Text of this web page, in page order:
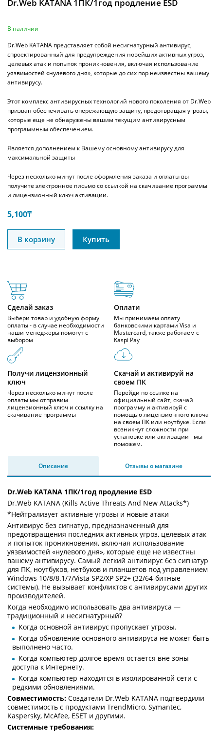
Dr.Web KATANA 1ПК/1год продление ESD
В наличии
Dr.Web KATANA представляет собой несигнатурный антивирус,
спроектированный для предупреждения новейших активных угроз,
целевых атак и попыток проникновения, включая использование
уязвимостей «нулевого дня», которые до сих пор неизвестны вашему
антивирусу.
Этот комплекс антивирусных технологий нового поколения от Dr.Web
призван обеспечивать опережающую защиту, предотвращая угрозы,
которые еще не обнаружены вашим текущим антивирусным
программным обеспечением.
Является дополнением к Вашему основному антивирусу для
максимальной защиты
Через несколько минут после оформления заказа и оплаты вы
получите электронное письмо со ссылкой на скачивание программы
и лицензионный ключ активации.
5,100₸
В корзину Купить
Сделай заказ
Выбери товар и удобную форму
оплаты - в случае необходимости
наши менеджеры помогут с
выбором
Оплати
Мы принимаем оплату
банковскими картами Visa и
Mastercard, также работаем с
Kaspi Pay
Получи лицензионный
ключ
Через несколько минут после
оплаты мы отправим
лицензионный ключ и ссылку на
скачивание программы
Скачай и активируй на
своем ПК
Перейди по ссылке на
официальный сайт, скачай
программу и активируй с
помощью лицензионного ключа
на своем ПК или ноутбуке. Если
возникнут сложности при
установке или активации - мы
поможем.
Описание Отзывы о магазине
Dr.Web KATANA 1ПК/1год продление ESD
Dr.Web KATANA (Kills Active Threats And New Attacks*)
*Нейтрализует активные угрозы и новые атаки
Антивирус без сигнатур, предназначенный для
предотвращения последних активных угроз, целевых атак
и попыток проникновения, включая использование
уязвимостей «нулевого дня», которые еще не известны
вашему антивирусу. Самый легкий антивирус без сигнатур
для ПК, ноутбуков, нетбуков и планшетов под управлением
Windows 10/8/8.1/7/Vista SP2/XP SP2+ (32/64-битные
системы). Не вызывает конфликтов с антивирусами других
производителей.
Когда необходимо использовать два антивируса —
традиционный и несигнатурный?
Когда основной антивирус пропускает угрозы.
Когда обновление основного антивируса не может быть
выполнено часто.
Когда компьютер долгое время остается вне зоны
доступа к Интернету.
Когда компьютер находится в изолированной сети с
редкими обновлениями.
Совместимость: Создатели Dr.Web KATANA подтвердили
совместимость с продуктами TrendMicro, Symantec,
Kaspersky, McAfee, ESET и другими.
Системные требования: